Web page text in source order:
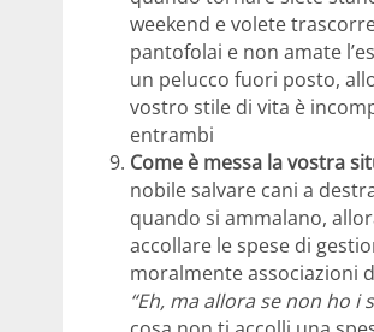
weekend e volete
pantofolai e non amate
un pelucco fuori posto,
vostro stile di vita è
entrambi
Come è messa la vostra
nobile salvare cani a
quando si ammalano,
accollare le spese di
moralmente associazioni
“Eh, ma allora se non ho i